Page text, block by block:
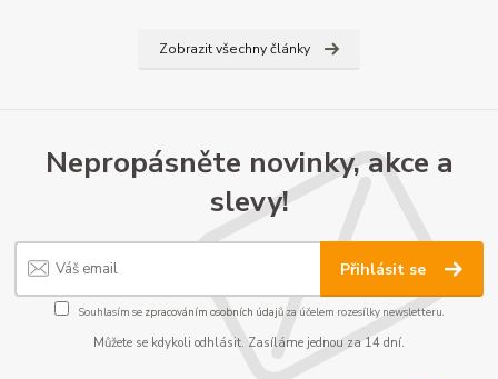
Zobrazit všechny články
Nepropásněte novinky, akce a
slevy!
Přihlásit se
Souhlasím se zpracováním osobních údajůza účelem rozesílky newsletteru.
Můžete se kdykoli odhlásit. Zasíláme jednou za 14 dní.